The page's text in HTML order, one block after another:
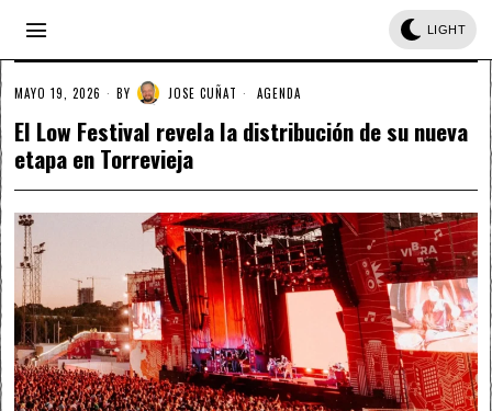
LIGHT
MAYO 19, 2026 BY JOSE CUÑAT AGENDA
El Low Festival revela la distribución de su nueva
etapa en Torrevieja